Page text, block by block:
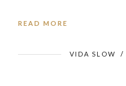
READ MORE
VIDA SLOW /